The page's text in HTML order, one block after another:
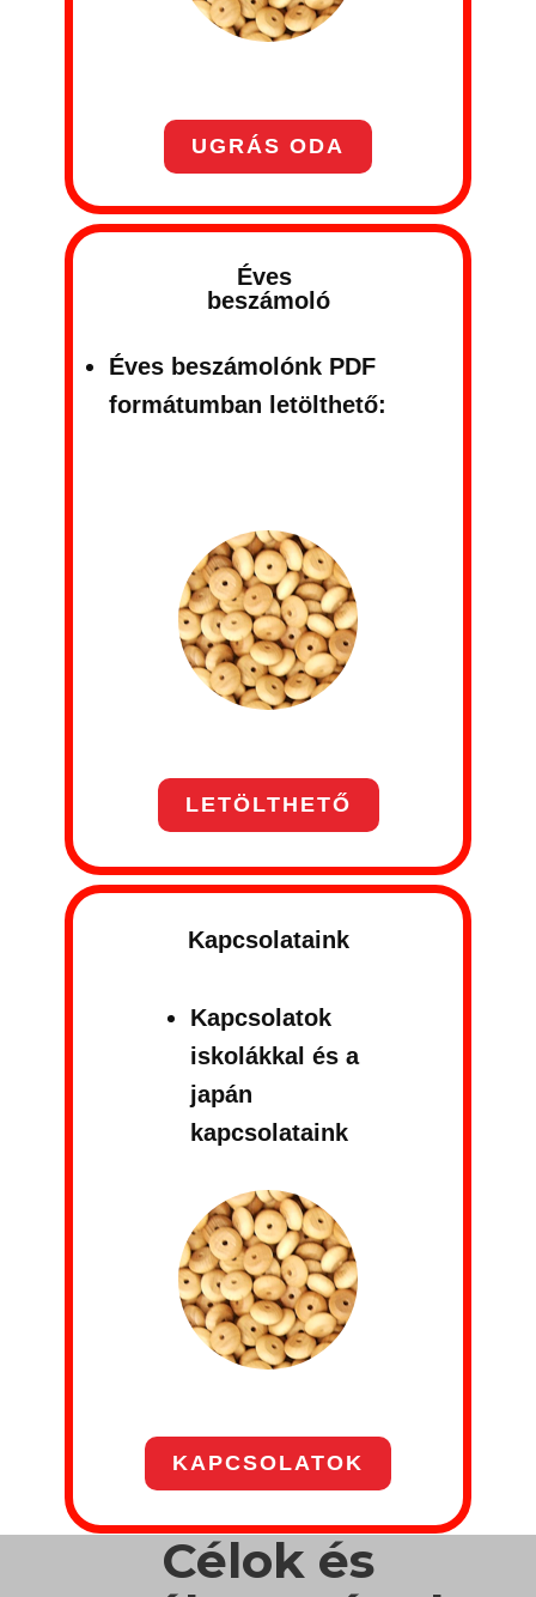
UGRÁS ODA
Éves
beszámoló
Éves beszámolónk PDF
formátumban letölthető:
LETÖLTHETŐ
Kapcsolataink
Kapcsolatok
iskolákkal és a
japán
kapcsolataink
KAPCSOLATOK
Célok és